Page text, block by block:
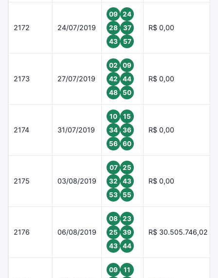
2172 24/07/2019
09
24
28
37
43
57
R$ 0,00
2173 27/07/2019
02
09
42
44
48
50
R$ 0,00
2174 31/07/2019
10
15
34
36
56
60
R$ 0,00
2175 03/08/2019
07
25
32
43
53
55
R$ 0,00
2176 06/08/2019
08
23
25
39
43
44
R$ 30.505.746,02
09
11